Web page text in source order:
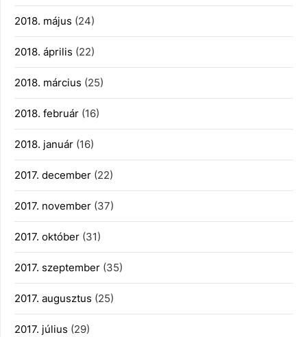
2018. május (24)
2018. április (22)
2018. március (25)
2018. február (16)
2018. január (16)
2017. december (22)
2017. november (37)
2017. október (31)
2017. szeptember (35)
2017. augusztus (25)
2017. július (29)